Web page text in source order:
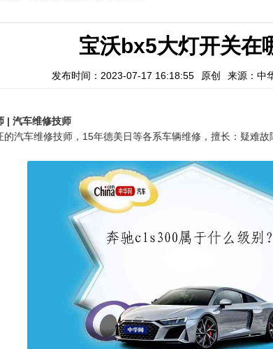
宝沃bx5大灯开关在
发布时间：2023-07-17 16:18:55 原创 来源：中
| 汽车维修技师